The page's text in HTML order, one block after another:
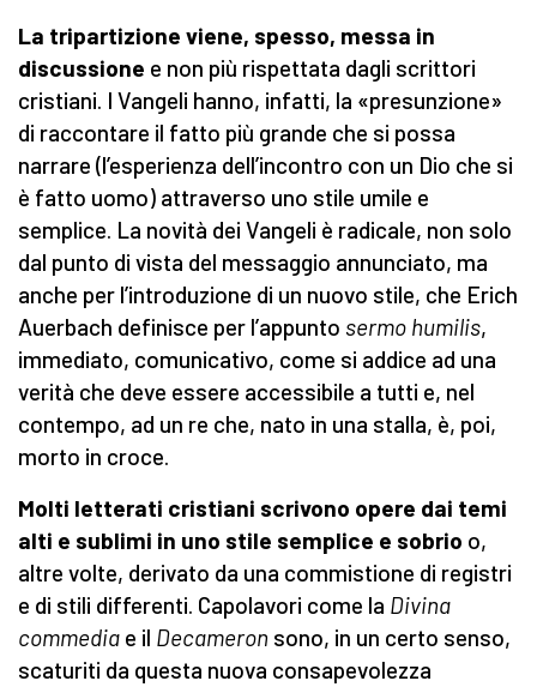
La tripartizione viene, spesso, messa in
discussione e non più rispettata dagli scrittori
cristiani. I Vangeli hanno, infatti, la «presunzione»
di raccontare il fatto più grande che si possa
narrare (l’esperienza dell’incontro con un Dio che si
è fatto uomo) attraverso uno stile umile e
semplice. La novità dei Vangeli è radicale, non solo
dal punto di vista del messaggio annunciato, ma
anche per l’introduzione di un nuovo stile, che Erich
Auerbach definisce per l’appunto sermo humilis,
immediato, comunicativo, come si addice ad una
verità che deve essere accessibile a tutti e, nel
contempo, ad un re che, nato in una stalla, è, poi,
morto in croce.
Molti letterati cristiani scrivono opere dai temi
alti e sublimi in uno stile semplice e sobrio o,
altre volte, derivato da una commistione di registri
e di stili differenti. Capolavori come la Divina
commedia e il Decameron sono, in un certo senso,
scaturiti da questa nuova consapevolezza